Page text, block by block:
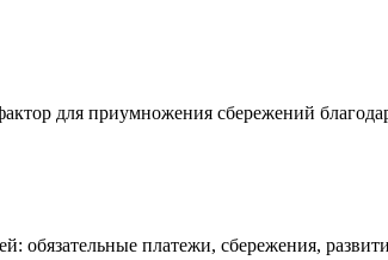
для приумножения сбережений
обязательные платежи, сбережения,